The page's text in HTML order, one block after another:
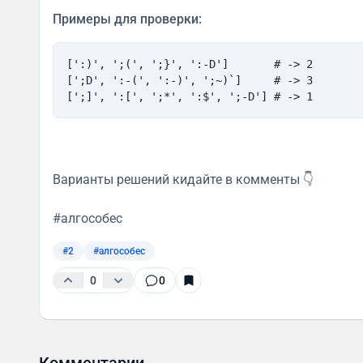
Примеры для проверки:
[':)', ';(', ';}', ':-D']       # -> 2
[';D', ':-(', ':-)', ';~)`]     # -> 3
[';]', ':[', ';*', ':$', ';-D'] # -> 1
Варианты решений кидайте в комменты 👇
#алгособес
#2 #алгособес
0 0